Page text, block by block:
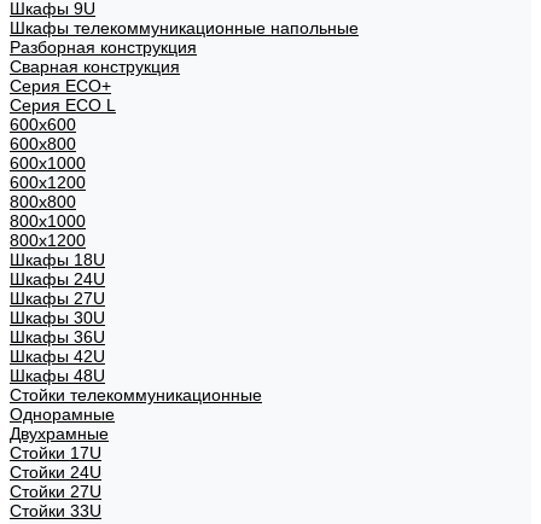
Шкафы 9U
Шкафы телекоммуникационные напольные
Разборная конструкция
Сварная конструкция
Серия ECO+
Серия ECO L
600x600
600x800
600х1000
600х1200
800x800
800х1000
800х1200
Шкафы 18U
Шкафы 24U
Шкафы 27U
Шкафы 30U
Шкафы 36U
Шкафы 42U
Шкафы 48U
Стойки телекоммуникационные
Однорамные
Двухрамные
Стойки 17U
Стойки 24U
Стойки 27U
Стойки 33U